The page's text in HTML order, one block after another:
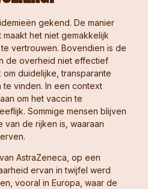
gekend. De manier
het niet gemakkelijk
vertrouwen. Bovendien is de
de overheid niet effectief
duidelijke, transparante
vinden. In een context
om het vaccin te
Sommige mensen blijven
de rijken is, waaraan
AstraZeneca, op een
ervan in twijfel werd
vooral in Europa, waar de